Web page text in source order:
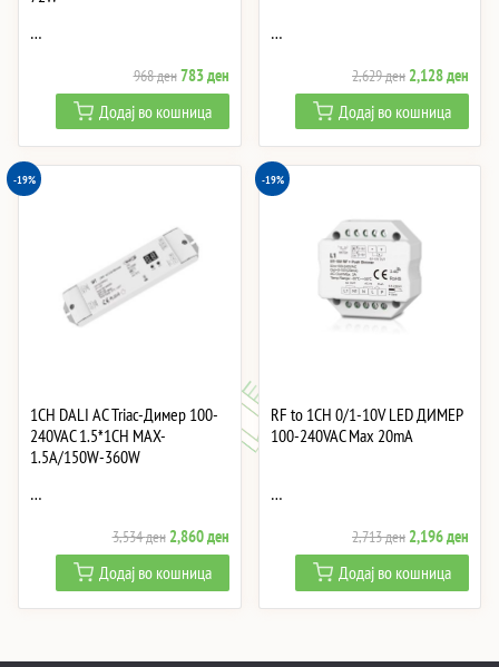
…
968денOriginal
price
was:
968 ден.
783денCurrent
price
is:
783 ден.
Додај во кошница
…
2,629ден Original
price
was:
2,629 ден.
2,128ден
price
is:
Додај во кошница
-19%
1CH DALI AC Triac-Димер 100-
240VAC 1.5*1CH MAX-
1.5A/150W-360W
…
3,534ден Original
price
was:
3,534 ден.
2,860денCurrent
price
is:
2,860 ден.
Додај во кошница
-19%
RF to 1CH 0/1-10V LED ДИМЕР
100-240VAC Max 20mA
…
2,713ден Original
price
was:
2,713 ден.
2,196ден
price
is:
Додај во кошница